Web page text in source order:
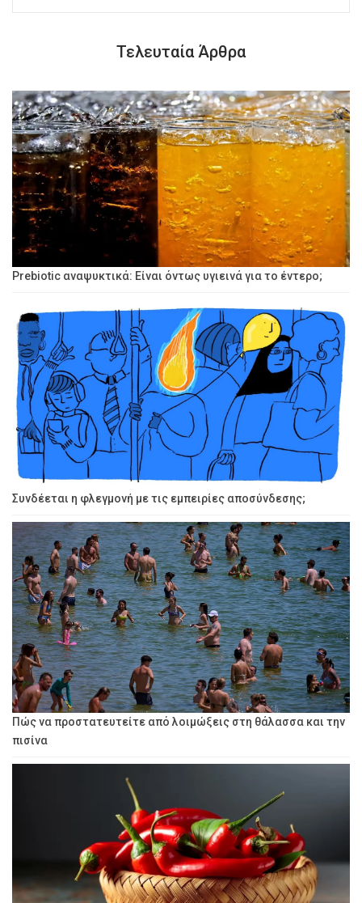
Τελευταία Άρθρα
Prebiotic αναψυκτικά: Είναι όντως υγιεινά για το έντερο;
Συνδέεται η φλεγμονή με τις εμπειρίες αποσύνδεσης;
Πώς να προστατευτείτε από λοιμώξεις στη θάλασσα και την
πισίνα